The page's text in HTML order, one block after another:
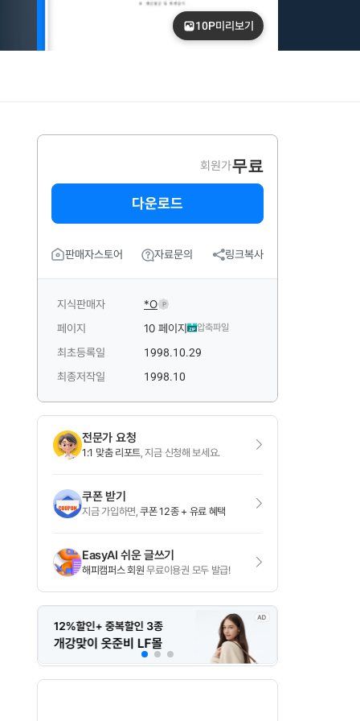
10P미리보기
회원가무료
다운로드
판매자스토어 자료문의 링크복사
지식판매자 *O P
페이지 10 페이지 압축파일
최초등록일
1998.10.29
최종저작일
1998.10
전문가 요청
1:1 맞춤 리포트, 지금 신청해 보세요.
쿠폰 받기
지금 가입하면,쿠폰 12종 + 유료 혜택
EasyAI 쉬운 글쓰기
해피캠퍼스 회원 무료이용권 모두 발급!